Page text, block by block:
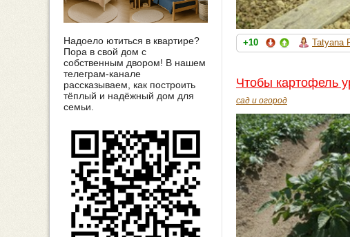
+10 Tatyana
Чтобы картофель
сад и огород
Надоело ютиться в квартире?
Пора в свой дом с
собственным двором! В нашем
телеграм-канале
рассказываем, как построить
тёплый и надёжный дом для
семьи.